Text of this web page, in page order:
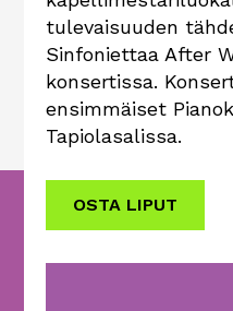
tulevaisuuden
Sinfoniettaa After
konsertissa.
ensimmäiset
Tapiolasalissa.
OSTA LIPUT